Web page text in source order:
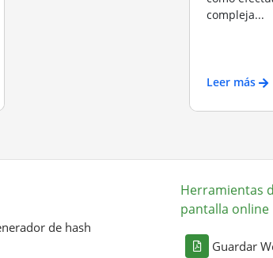
compleja...
Leer más
de hash
Herramientas
pantalla online
Guardar